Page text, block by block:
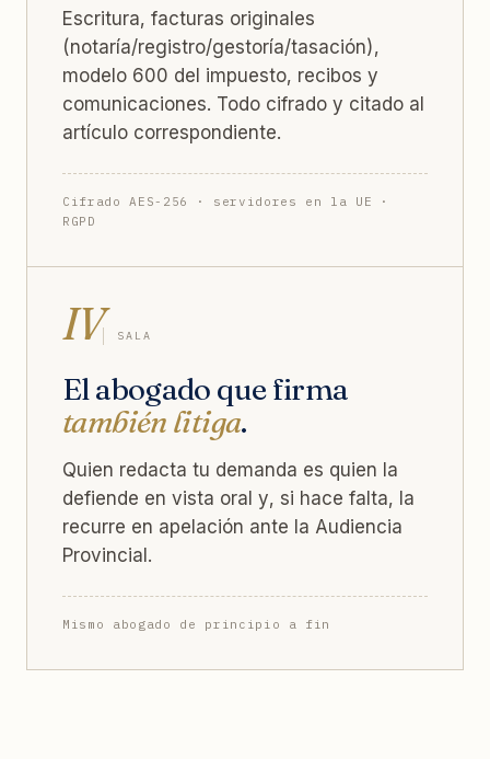
Escritura, facturas originales
(notaría/registro/gestoría/tasación),
modelo 600 del impuesto, recibos y
comunicaciones. Todo cifrado y citado al
artículo correspondiente.
Cifrado AES-256 · servidores en la UE ·
RGPD
IV SALA
El abogado que firma
también litiga.
Quien redacta tu demanda es quien la
defiende en vista oral y, si hace falta, la
recurre en apelación ante la Audiencia
Provincial.
Mismo abogado de principio a fin